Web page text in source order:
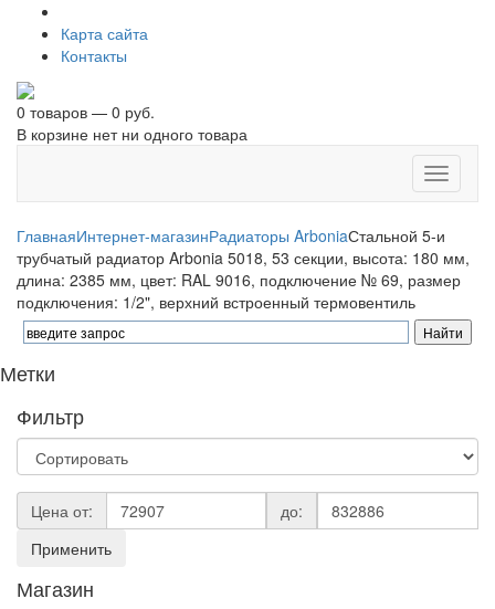
Карта сайта
Контакты
0 товаров — 0 руб.
В корзине нет ни одного товара
Toggle
ГлавнаяИнтернет-магазинРадиаторы ArboniaСтальной 5-и
трубчатый радиатор Arbonia 5018, 53 секции, высота: 180 мм,
длина: 2385 мм, цвет: RAL 9016, подключение № 69, размер
подключения: 1/2", верхний встроенный термовентиль
Метки
Фильтр
Цена от:
до:
Применить
Магазин